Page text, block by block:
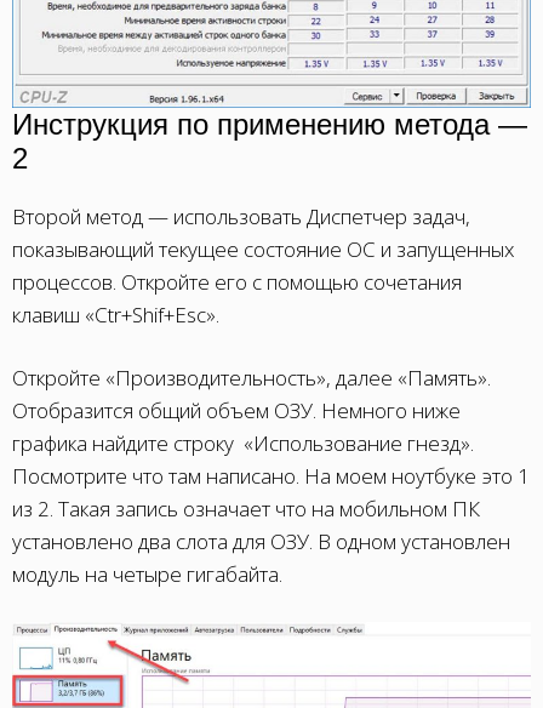
Инструкция по применению метода —
2
Второй метод — использовать Диспетчер задач,
показывающий текущее состояние ОС и запущенных
процессов. Откройте его с помощью сочетания
клавиш «Ctr+Shif+Esc».
Откройте «Производительность», далее «Память».
Отобразится общий объем ОЗУ. Немного ниже
графика найдите строку «Использование гнезд».
Посмотрите что там написано. На моем ноутбуке это 1
из 2. Такая запись означает что на мобильном ПК
установлено два слота для ОЗУ. В одном установлен
модуль на четыре гигабайта.